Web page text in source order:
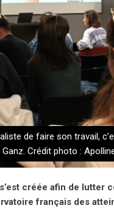
de faire son travail,
Crédit photo :
créée afin de
français des